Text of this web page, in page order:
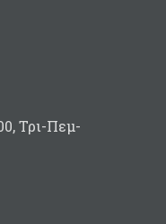
Τρι-Πεμ-